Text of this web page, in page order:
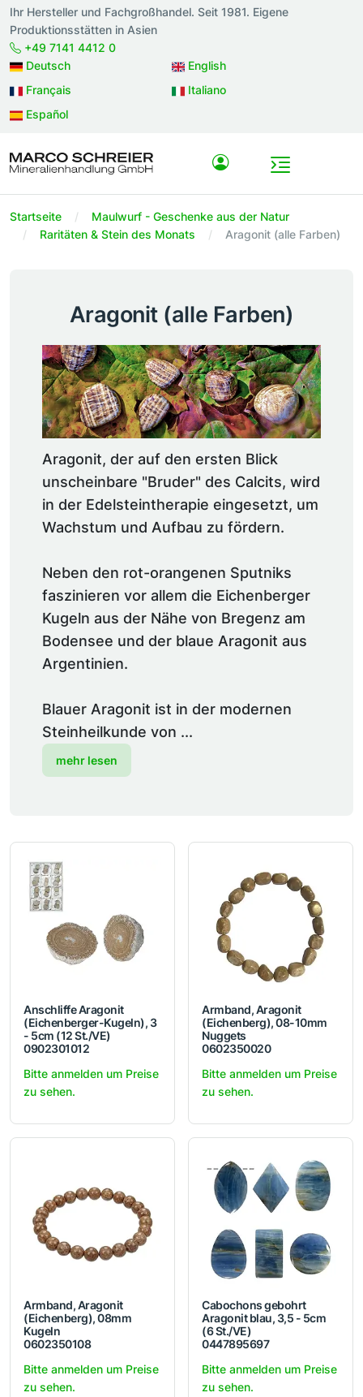
Ihr Hersteller und Fachgroßhandel. Seit 1981. Eigene
Produktionsstätten in Asien
+49 7141 4412 0
Deutsch
English
Français
Italiano
Español
Startseite
Maulwurf - Geschenke aus der Natur
Raritäten & Stein des Monats
Aragonit (alle Farben)
Aragonit (alle Farben)
Aragonit, der auf den ersten Blick
unscheinbare "Bruder" des Calcits, wird
in der Edelsteintherapie eingesetzt, um
Wachstum und Aufbau zu fördern.
Neben den rot-orangenen Sputniks
faszinieren vor allem die Eichenberger
Kugeln aus der Nähe von Bregenz am
Bodensee und der blaue Aragonit aus
Argentinien.
Blauer Aragonit ist in der modernen
Steinheilkunde von ...
mehr lesen
Anschliffe Aragonit
(Eichenberger-Kugeln), 3
- 5cm (12 St./VE)
0902301012
Bitte anmelden um Preise
zu sehen.
Armband, Aragonit
(Eichenberg), 08-10mm
Nuggets
0602350020
Bitte anmelden um Preise
zu sehen.
Armband, Aragonit
(Eichenberg), 08mm
Kugeln
0602350108
Bitte anmelden um Preise
zu sehen.
Cabochons gebohrt
Aragonit blau, 3,5 - 5cm
(6 St./VE)
0447895697
Bitte anmelden um Preise
zu sehen.